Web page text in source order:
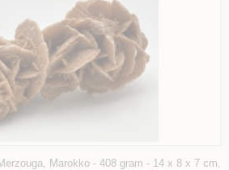
Marokko - 408 gram - 14 x 8 x 7 cm.